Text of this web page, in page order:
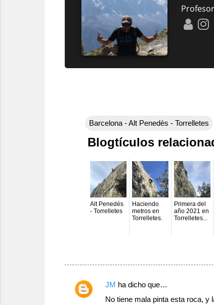
Barcelona - Alt Penedès - Torrelletes
Blogtículos
Alt Penedés
- Torrelletes
Haciendo
metros en
Torrelletes.
Primera del
año 2021 en
Torrelletes...
C
o
JM ha dicho que…
No tiene mala pinta esta roca, y